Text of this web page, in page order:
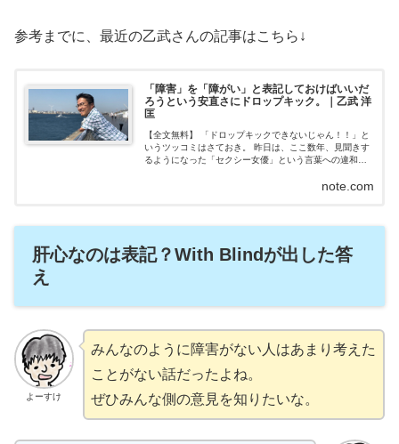
参考までに、最近の乙武さんの記事はこちら↓
「障害」を「障がい」と表記しておけばいいだ
ろうという安直さにドロップキック。｜乙武 洋
匡
【全文無料】 「ドロップキックできないじゃん！！」と
いうツッコミはさておき。 昨日は、ここ数年、見聞きす
るようになった「セクシー女優」という言葉への違和感
note.com
肝心なのは表記？With Blindが出した答
え
よーすけ
みんなのように障害がない人はあまり考えた
ことがない話だったよね。
ぜひみんな側の意見を知りたいな。